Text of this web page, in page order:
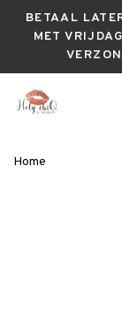
BETAAL
MET
Home